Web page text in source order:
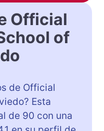
Official
of
de Official
Esta
de 90 con una